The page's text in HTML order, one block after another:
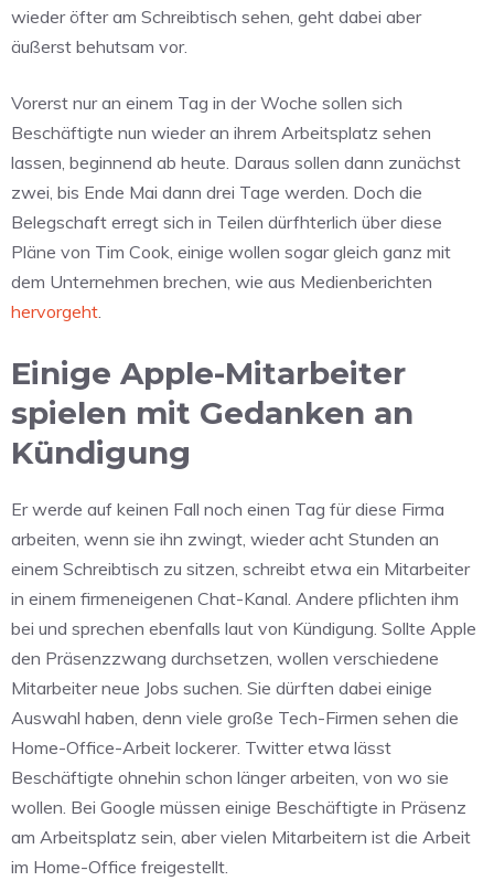
wieder öfter am Schreibtisch sehen, geht dabei aber
äußerst behutsam vor.
Vorerst nur an einem Tag in der Woche sollen sich
Beschäftigte nun wieder an ihrem Arbeitsplatz sehen
lassen, beginnend ab heute. Daraus sollen dann zunächst
zwei, bis Ende Mai dann drei Tage werden. Doch die
Belegschaft erregt sich in Teilen dürfhterlich über diese
Pläne von Tim Cook, einige wollen sogar gleich ganz mit
dem Unternehmen brechen, wie aus Medienberichten
hervorgeht.
Einige Apple-Mitarbeiter
spielen mit Gedanken an
Kündigung
Er werde auf keinen Fall noch einen Tag für diese Firma
arbeiten, wenn sie ihn zwingt, wieder acht Stunden an
einem Schreibtisch zu sitzen, schreibt etwa ein Mitarbeiter
in einem firmeneigenen Chat-Kanal. Andere pflichten ihm
bei und sprechen ebenfalls laut von Kündigung. Sollte Apple
den Präsenzzwang durchsetzen, wollen verschiedene
Mitarbeiter neue Jobs suchen. Sie dürften dabei einige
Auswahl haben, denn viele große Tech-Firmen sehen die
Home-Office-Arbeit lockerer. Twitter etwa lässt
Beschäftigte ohnehin schon länger arbeiten, von wo sie
wollen. Bei Google müssen einige Beschäftigte in Präsenz
am Arbeitsplatz sein, aber vielen Mitarbeitern ist die Arbeit
im Home-Office freigestellt.